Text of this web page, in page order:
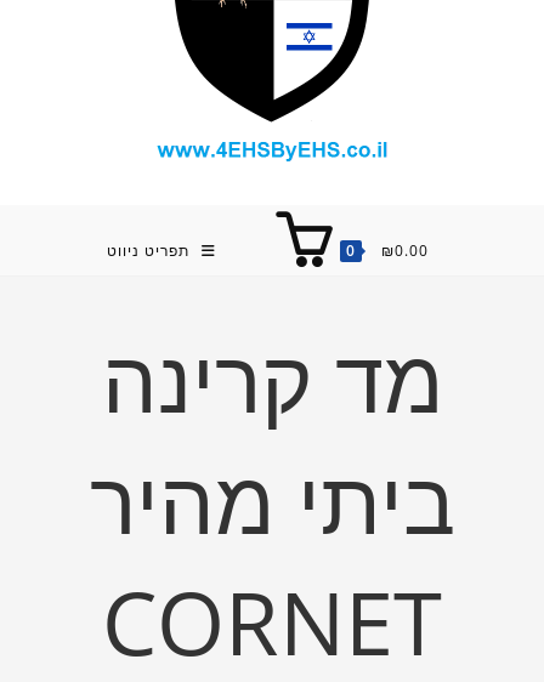
0 ₪0.00 תפריט ניווט
מד קרינה
ביתי מהיר
CORNET